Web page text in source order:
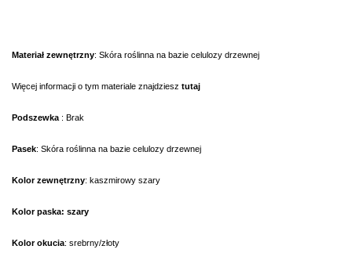
Materiał zewnętrzny: Skóra roślinna na bazie celulozy drzewnej
Więcej informacji o tym materiale znajdziesz tutaj
Podszewka : Brak
Pasek: Skóra roślinna na bazie celulozy drzewnej
Kolor zewnętrzny: kaszmirowy szary
Kolor paska: szary
Kolor okucia: srebrny/złoty